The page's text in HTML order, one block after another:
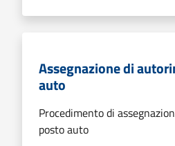
Assegnazione di
auto
Procedimento di
posto auto